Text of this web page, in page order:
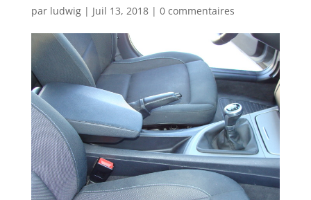
par ludwig| Juil 13, 2018| 0 commentaires